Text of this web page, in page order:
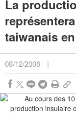
La
taiwanais
08/12/2006 |